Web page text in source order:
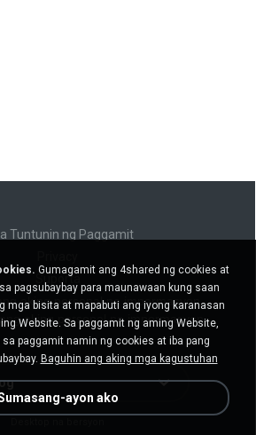
Tuntunin ng Paggamit
Suporta
aking personal na impormasyon
aking personal na impormasyon
Gumagamit ang 4shared ng cookies at
pagsubaybay para maunawaan kung saan
mga bisita at mapabuti ang iyong karanasan
Website. Sa paggamit ng aming Website,
paggamit namin ng cookies at iba pang
Baguhin ang aking mga kagustuhan
ayon ako